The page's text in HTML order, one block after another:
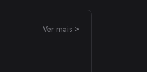
Ver mais >